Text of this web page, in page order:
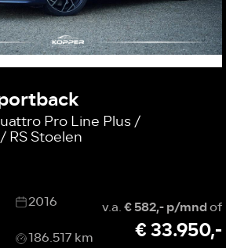
Pro Line Plus /
RS Stoelen
2016
186.517 km
v.a.€ 582,- p/mndof
€ 33.950,-